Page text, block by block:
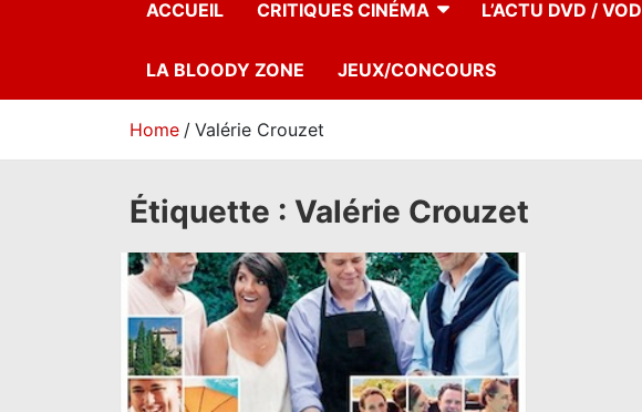
ACCUEIL CRITIQUES CINÉMA L’ACTU DVD / VOD
LA BLOODY ZONE JEUX/CONCOURS
Home Valérie Crouzet
Étiquette : Valérie Crouzet